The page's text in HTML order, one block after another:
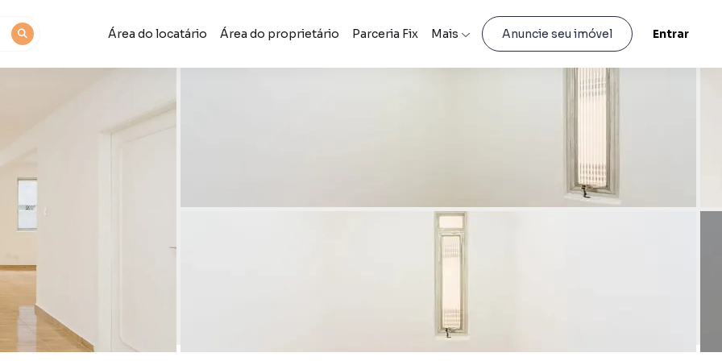
Área do locatário Área do proprietário Parceria Fix Mais Anuncie seu imóvel Entrar